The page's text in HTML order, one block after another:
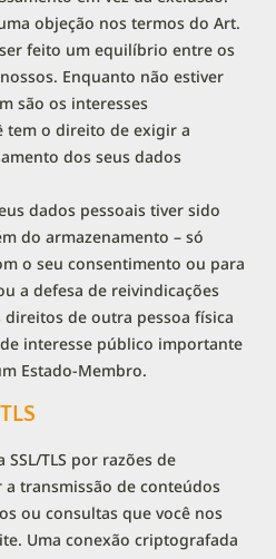
objeção nos termos do Art.
ser feito um equilíbrio entre os
Enquanto não estiver
são os interesses
tem o direito de exigir a
dos seus dados
dados pessoais tiver sido
do armazenamento – só
o seu consentimento ou para
a defesa de reivindicações
de outra pessoa física
interesse público importante
Estado-Membro.
TLS por razões de
transmissão de conteúdos
ou consultas que você nos
Uma conexão criptografada